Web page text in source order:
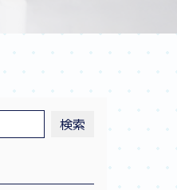
検索